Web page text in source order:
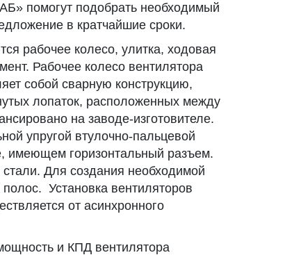
помогут подобрать необходимый
в кратчайшие сроки.
рабочее колесо, улитка, ходовая
Рабочее колесо вентилятора
собой сварную конструкцию,
лопаток, расположенных между
на заводе-изготовителе.
упругой втулочно-пальцевой
имеющем горизонтальный разъем.
Для создания необходимой
Установка вентиляторов
от асинхронного
и КПД вентилятора